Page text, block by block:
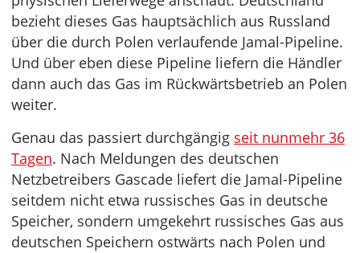
bezieht dieses Gas hauptsächlich aus Russland
über die durch Polen verlaufende Jamal-Pipeline.
Und über eben diese Pipeline liefern die Händler
dann auch das Gas im Rückwärtsbetrieb an Polen
weiter.
Genau das passiert durchgängig seit nunmehr 36
Tagen. Nach Meldungen des deutschen
Netzbetreibers Gascade liefert die Jamal-Pipeline
seitdem nicht etwa russisches Gas in deutsche
Speicher, sondern umgekehrt russisches Gas aus
deutschen Speichern ostwärts nach Polen und